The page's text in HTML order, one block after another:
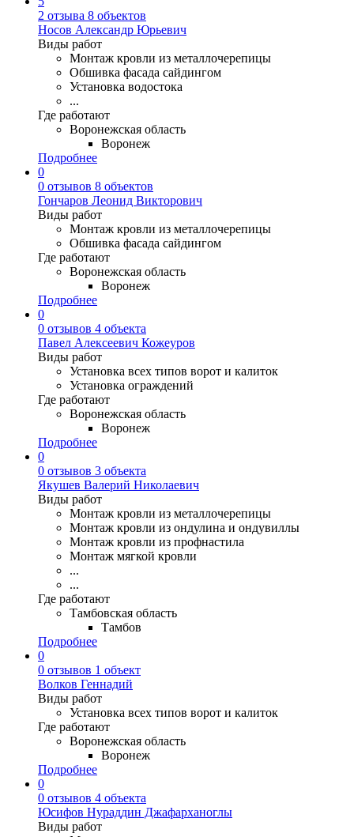
2 отзыва 8 объектов
Носов Александр Юрьевич
Виды работ
Монтаж кровли из металлочерепицы
Обшивка фасада сайдингом
Установка водостока
...
Где работают
Воронежская область
Воронеж
Подробнее
0
0 отзывов 8 объектов
Гончаров Леонид Викторович
Виды работ
Монтаж кровли из металлочерепицы
Обшивка фасада сайдингом
Где работают
Воронежская область
Воронеж
Подробнее
0
0 отзывов 4 объекта
Павел Алексеевич Кожеуров
Виды работ
Установка всех типов ворот и калиток
Установка ограждений
Где работают
Воронежская область
Воронеж
Подробнее
0
0 отзывов 3 объекта
Якушев Валерий Николаевич
Виды работ
Монтаж кровли из металлочерепицы
Монтаж кровли из ондулина и ондувиллы
Монтаж кровли из профнастила
Монтаж мягкой кровли
...
...
Где работают
Тамбовская область
Тамбов
Подробнее
0
0 отзывов 1 объект
Волков Геннадий
Виды работ
Установка всех типов ворот и калиток
Где работают
Воронежская область
Воронеж
Подробнее
0
0 отзывов 4 объекта
Юсифов Нураддин Джафарханоглы
Виды работ